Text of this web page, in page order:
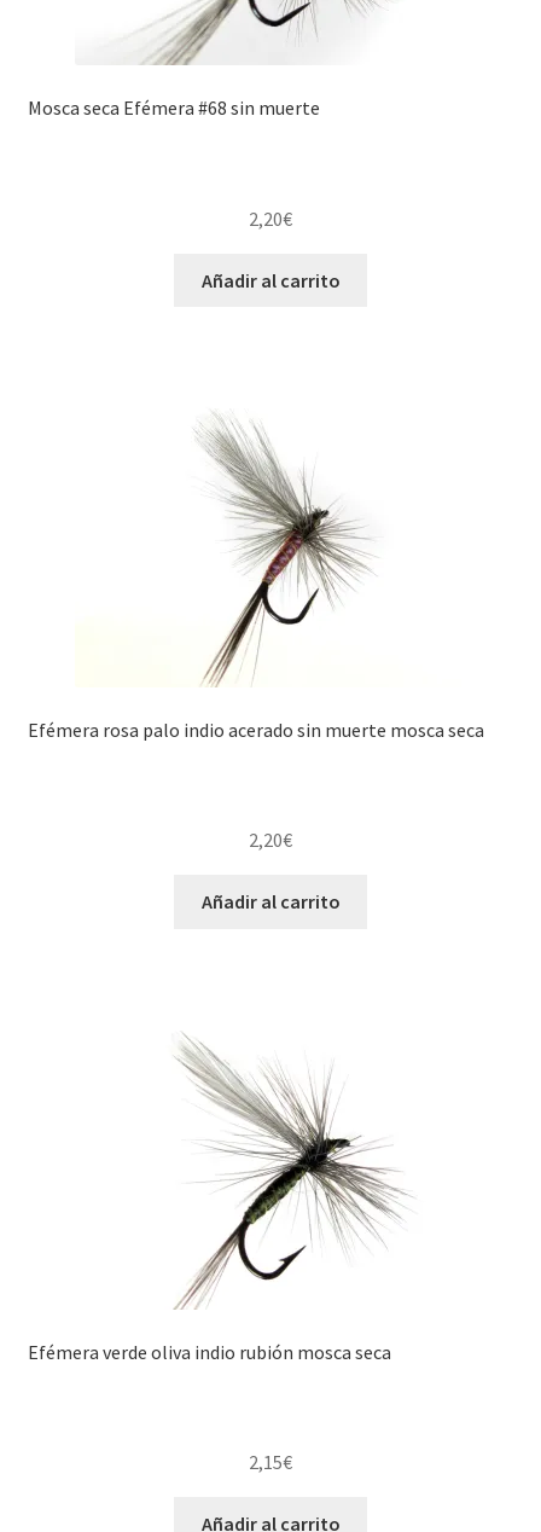
Mosca seca Efémera #68 sin muerte
2,20€
Añadir al carrito
Efémera rosa palo indio acerado sin muerte mosca seca
2,20€
Añadir al carrito
Efémera verde oliva indio rubión mosca seca
2,15€
Añadir al carrito